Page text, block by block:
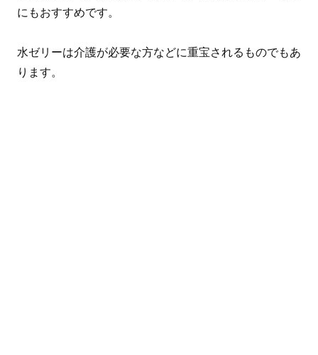
にもおすすめです。
水ゼリーは介護が必要な方などに重宝されるものでもあ
ります。